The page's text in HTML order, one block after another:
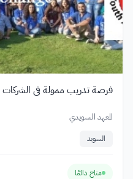
فرصة تدريب ممولة في الشركات
المعهد السويدي
السويد
متاح دائمًا